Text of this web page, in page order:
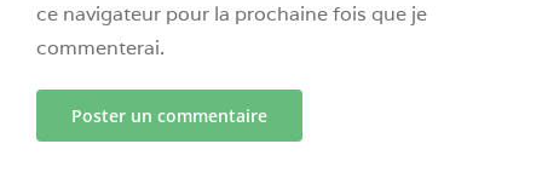
ce navigateur pour la prochaine fois que je
commenterai.